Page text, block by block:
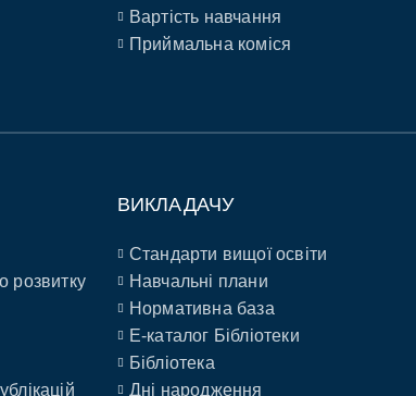
Вартість навчання
Приймальна коміся
розвитку
ВИКЛАДАЧУ
Стандарти вищої освіти
Навчальні плани
Нормативна база
E-каталог Бібліотеки
Бібліотека
Дні народження